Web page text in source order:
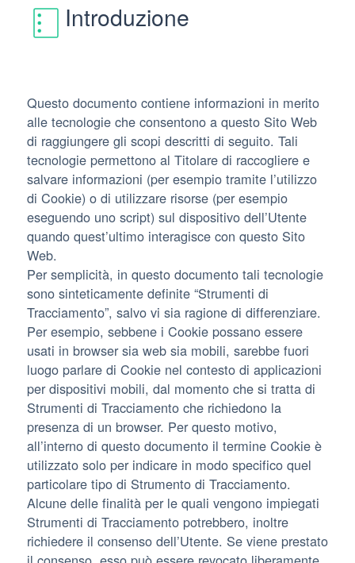
Introduzione
Questo documento contiene informazioni in merito
alle tecnologie che consentono a questo Sito Web
di raggiungere gli scopi descritti di seguito. Tali
tecnologie permettono al Titolare di raccogliere e
salvare informazioni (per esempio tramite l’utilizzo
di Cookie) o di utilizzare risorse (per esempio
eseguendo uno script) sul dispositivo dell’Utente
quando quest’ultimo interagisce con questo Sito
Web.
Per semplicità, in questo documento tali tecnologie
sono sinteticamente definite “Strumenti di
Tracciamento”, salvo vi sia ragione di differenziare.
Per esempio, sebbene i Cookie possano essere
usati in browser sia web sia mobili, sarebbe fuori
luogo parlare di Cookie nel contesto di applicazioni
per dispositivi mobili, dal momento che si tratta di
Strumenti di Tracciamento che richiedono la
presenza di un browser. Per questo motivo,
all’interno di questo documento il termine Cookie è
utilizzato solo per indicare in modo specifico quel
particolare tipo di Strumento di Tracciamento.
Alcune delle finalità per le quali vengono impiegati
Strumenti di Tracciamento potrebbero, inoltre
richiedere il consenso dell’Utente. Se viene prestato